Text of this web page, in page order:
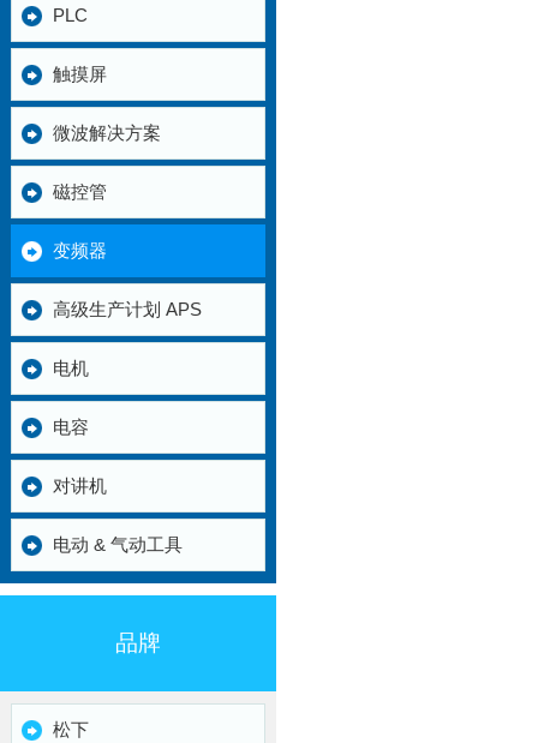
PLC
触摸屏
微波解决方案
磁控管
变频器
高级生产计划 APS
电机
电容
对讲机
电动 & 气动工具
品牌
松下